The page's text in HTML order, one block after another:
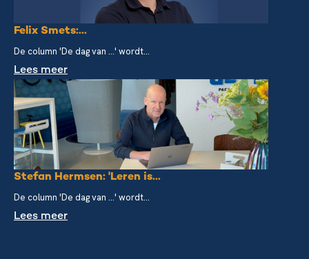
Felix Smets:...
De column 'De dag van ...' wordt...
Lees meer
Stefan Hermsen: 'Leren is...
De column 'De dag van ...' wordt...
Lees meer